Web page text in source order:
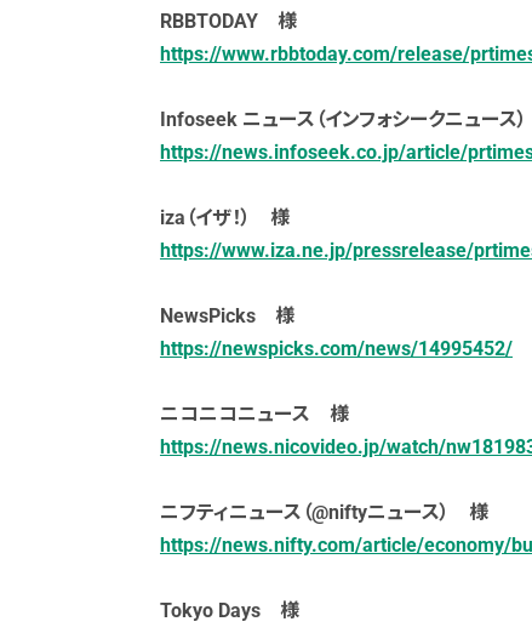
RBBTODAY 様
https://www.rbbtoday.com/release/
Infoseek ニュース（インフォシークニュース
https://news.infoseek.co.jp/article/
iza（イザ！） 様
https://www.iza.ne.jp/pressrelease/
NewsPicks 様
https://newspicks.com/news/14995452/
ニコニコニュース 様
https://news.nicovideo.jp/watch/
ニフティニュース（@niftyニュース） 様
https://news.nifty.com/article/economy/
Tokyo Days 様